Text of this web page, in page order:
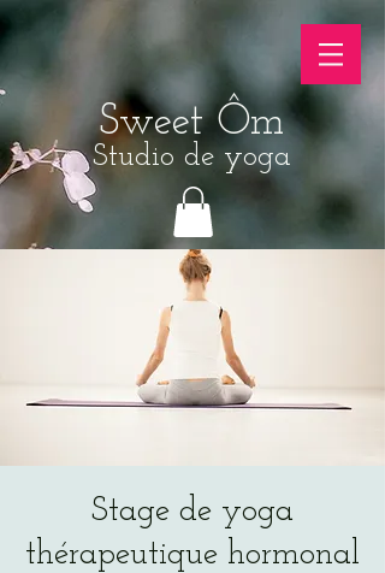
Sweet Ôm
Studio de yoga
Stage de yoga
thérapeutique hormonal